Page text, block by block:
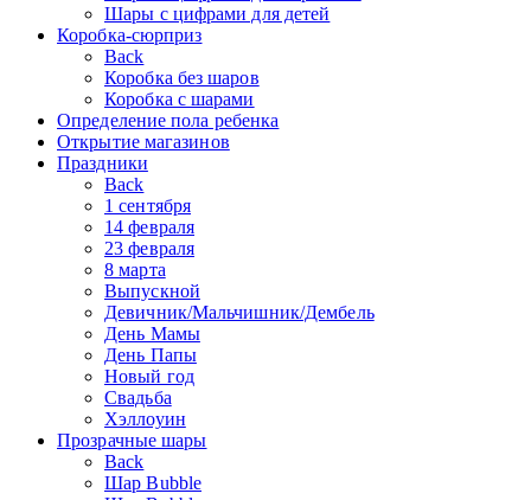
Шары с цифрами для детей
Коробка-сюрприз
Back
Коробка без шаров
Коробка с шарами
Определение пола ребенка
Открытие магазинов
Праздники
Back
1 сентября
14 февраля
23 февраля
8 марта
Выпускной
Девичник/Мальчишник/Дембель
День Мамы
День Папы
Новый год
Свадьба
Хэллоуин
Прозрачные шары
Back
Шар Bubble